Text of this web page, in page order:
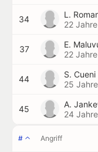
34
L.
22 Jahre
37
E.
22 Jahre
44
S. Cueni
25 Jahre
45
A.
24 Jahre
# Angriff